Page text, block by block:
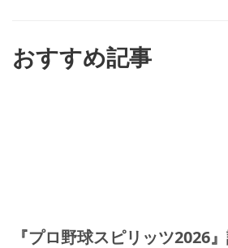
おすすめ記事
『プロ野球スピリッツ2026